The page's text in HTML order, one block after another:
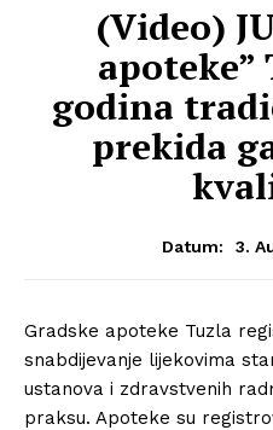
(Video)
apoteke”
godina
prekida
Datum: 3.
Gradske apoteke Tuzla
snabdijevanje lijekovima
ustanova i zdravstvenih
praksu. Apoteke su